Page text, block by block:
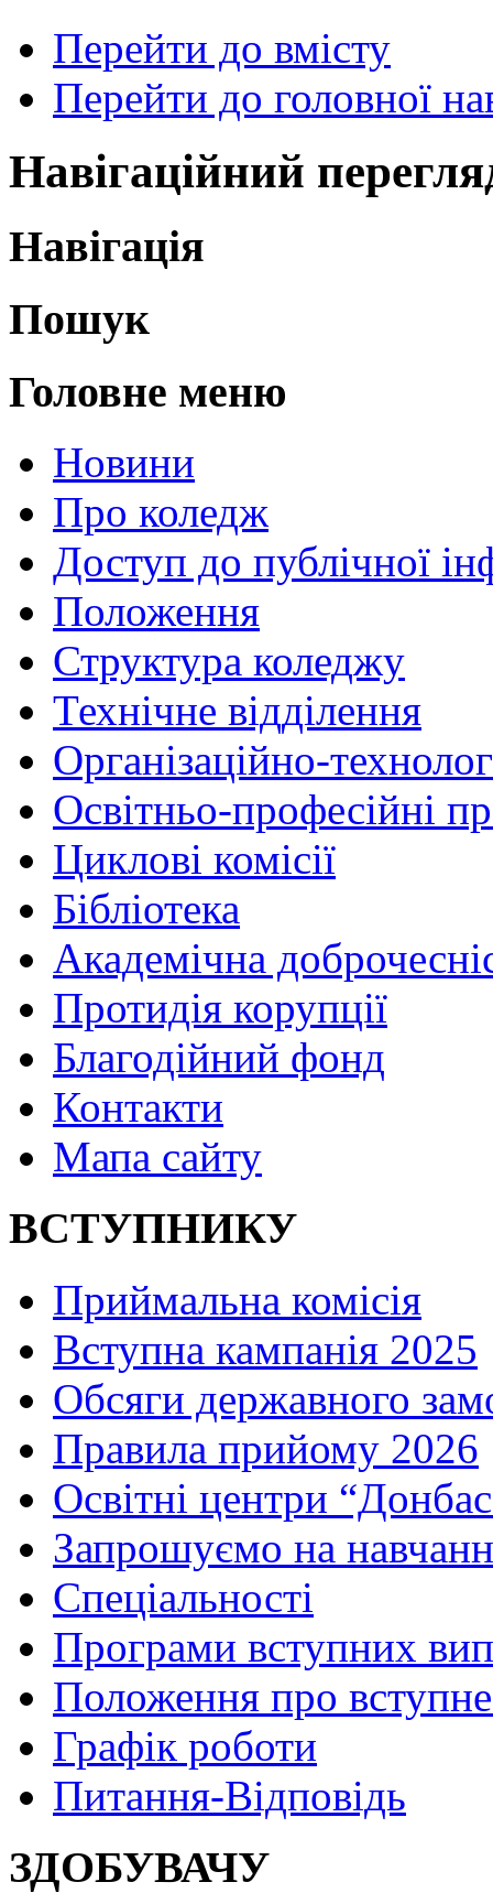
Перейти до вмісту
Перейти до головної
Навігаційний
Навігація
Пошук
Головне меню
Новини
Про коледж
Доступ до публічної
Положення
Структура коледжу
Технічне відділення
Організаційно-
Освітньо-професійні
Циклові комісії
Бібліотека
Академічна
Протидія корупції
Благодійний фонд
Контакти
Мапа сайту
ВСТУПНИКУ
Приймальна комісія
Вступна кампанія 2025
Обсяги державного
Правила прийому 2026
Освітні центри
Запрошуємо на
Спеціальності
Програми вступних
Положення про
Графік роботи
Питання-Відповідь
ЗДОБУВАЧУ